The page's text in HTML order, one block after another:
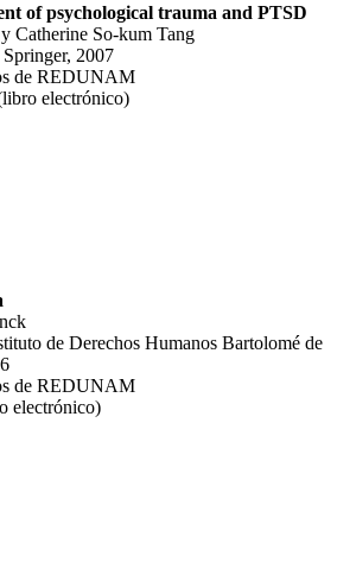
of psychological trauma and PTSD
Catherine So-kum Tang
2007
de REDUNAM
electrónico)
de Derechos Humanos Bartolomé de
de REDUNAM
electrónico)